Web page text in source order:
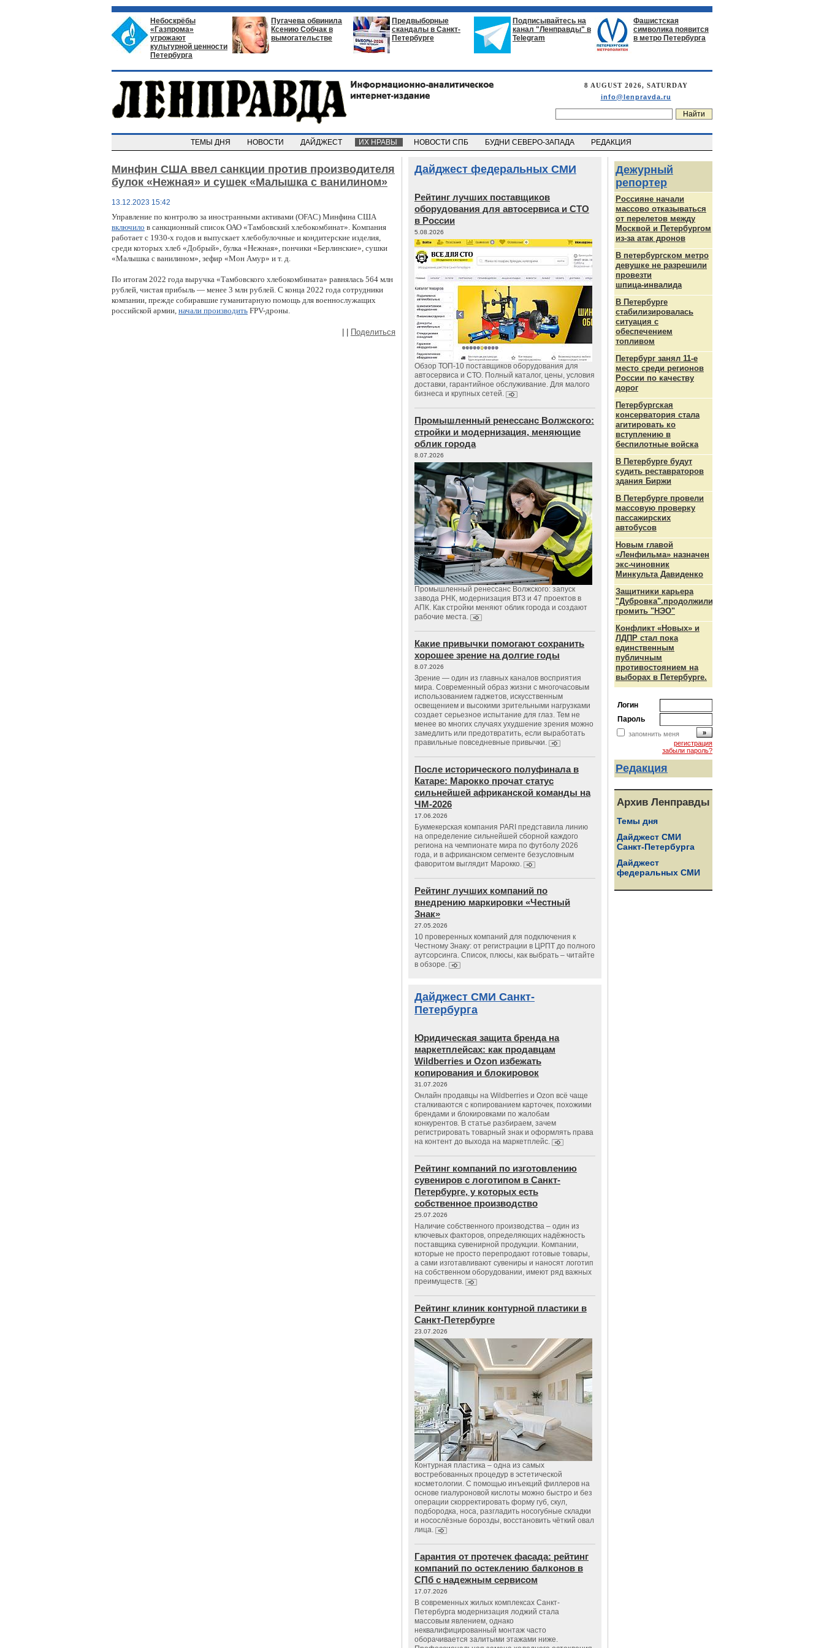
Небоскрёбы
«Газпрома»
угрожают
культурной ценности
Петербурга
Пугачева обвинила
Ксению Собчак в
вымогательстве
Предвыборные
скандалы в Санкт-
Петербурге
Подписывайтесь на
канал "Ленправды" в
Telegram
Фашистская
символика появится
в метро Петербурга
8 AUGUST 2026, SATURDAY
info@lenpravda.ru
ТЕМЫ ДНЯ НОВОСТИ ДАЙДЖЕСТ ИХ НРАВЫ НОВОСТИ СПБ БУДНИ СЕВЕРО-ЗАПАДА РЕДАКЦИЯ
Минфин США ввел санкции против производителя
булок «Нежная» и сушек «Малышка с ванилином»
13.12.2023 15:42
Управление по контролю за иностранными активами (OFAC) Минфина США
включило в санкционный список ОАО «Тамбовский хлебокомбинат». Компания
работает с 1930-х годов и выпускает хлебобулочные и кондитерские изделия,
среди которых хлеб «Добрый», булка «Нежная», пончики «Берлинские», сушки
«Малышка с ванилином», зефир «Мон Амур» и т. д.
По итогам 2022 года выручка «Тамбовского хлебокомбината» равнялась 564 млн
рублей, чистая прибыль — менее 3 млн рублей. С конца 2022 года сотрудники
компании, прежде собиравшие гуманитарную помощь для военнослужащих
российской армии, начали производить FPV-дроны.
Поделиться
Дайджест федеральных СМИ
Рейтинг лучших поставщиков
оборудования для автосервиса и СТО
в России
5.08.2026
Обзор ТОП-10 поставщиков оборудования для
автосервиса и СТО. Полный каталог, цены, условия
доставки, гарантийное обслуживание. Для малого
бизнеса и крупных сетей.
Промышленный ренессанс Волжского:
стройки и модернизация, меняющие
облик города
8.07.2026
Промышленный ренессанс Волжского: запуск
завода РНК, модернизация ВТЗ и 47 проектов в
АПК. Как стройки меняют облик города и создают
рабочие места.
Какие привычки помогают сохранить
хорошее зрение на долгие годы
8.07.2026
Зрение — один из главных каналов восприятия
мира. Современный образ жизни с многочасовым
использованием гаджетов, искусственным
освещением и высокими зрительными нагрузками
создает серьезное испытание для глаз. Тем не
менее во многих случаях ухудшение зрения можно
замедлить или предотвратить, если выработать
правильные повседневные привычки.
После исторического полуфинала в
Катаре: Марокко прочат статус
сильнейшей африканской команды на
ЧМ-2026
17.06.2026
Букмекерская компания PARI представила линию
на определение сильнейшей сборной каждого
региона на чемпионате мира по футболу 2026
года, и в африканском сегменте безусловным
фаворитом выглядит Марокко.
Рейтинг лучших компаний по
внедрению маркировки «Честный
Знак»
27.05.2026
10 проверенных компаний для подключения к
Честному Знаку: от регистрации в ЦРПТ до полного
аутсорсинга. Список, плюсы, как выбрать – читайте
в обзоре.
Дайджест СМИ Санкт-
Петербурга
Юридическая защита бренда на
маркетплейсах: как продавцам
Wildberries и Ozon избежать
копирования и блокировок
31.07.2026
Онлайн продавцы на Wildberries и Ozon всё чаще
сталкиваются с копированием карточек, похожими
брендами и блокировками по жалобам
конкурентов. В статье разбираем, зачем
регистрировать товарный знак и оформлять права
на контент до выхода на маркетплейс.
Рейтинг компаний по изготовлению
сувениров с логотипом в Санкт-
Петербурге, у которых есть
собственное производство
25.07.2026
Наличие собственного производства – один из
ключевых факторов, определяющих надёжность
поставщика сувенирной продукции. Компании,
которые не просто перепродают готовые товары,
а сами изготавливают сувениры и наносят логотип
на собственном оборудовании, имеют ряд важных
преимуществ.
Рейтинг клиник контурной пластики в
Санкт-Петербурге
23.07.2026
Контурная пластика – одна из самых
востребованных процедур в эстетической
косметологии. С помощью инъекций филлеров на
основе гиалуроновой кислоты можно быстро и без
операции скорректировать форму губ, скул,
подбородка, носа, разгладить носогубные складки
и носослёзные борозды, восстановить чёткий овал
лица.
Гарантия от протечек фасада: рейтинг
компаний по остеклению балконов в
СПб с надежным сервисом
17.07.2026
В современных жилых комплексах Санкт-
Петербурга модернизация лоджий стала
массовым явлением, однако
неквалифицированный монтаж часто
оборачивается залитыми этажами ниже.
Дежурный
репортер
Россияне начали
массово отказываться
от перелетов между
Москвой и Петербургом
из-за атак дронов
В петербургском метро
девушке не разрешили
провезти
шпица‑инвалида
В Петербурге
стабилизировалась
ситуация с
обеспечением
топливом
Петербург занял 11-е
место среди регионов
России по качеству
дорог
Петербургская
консерватория стала
агитировать ко
вступлению в
беспилотные войска
В Петербурге будут
судить реставраторов
здания Биржи
В Петербурге провели
массовую проверку
пассажирских
автобусов
Новым главой
«Ленфильма» назначен
экс-чиновник
Минкульта Давиденко
Защитники карьера
"Дубровка".продолжили
громить "НЭО"
Конфликт «Новых» и
ЛДПР стал пока
единственным
публичным
противостоянием на
выборах в Петербурге.
Логин
Пароль
запомнить меня
регистрация
забыли пароль?
Редакция
Архив Ленправды
Темы дня
Дайджест СМИ
Санкт-Петербурга
Дайджест
федеральных СМИ